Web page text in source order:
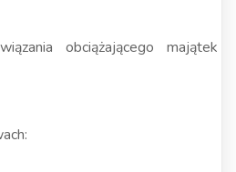
obciążającego majątek